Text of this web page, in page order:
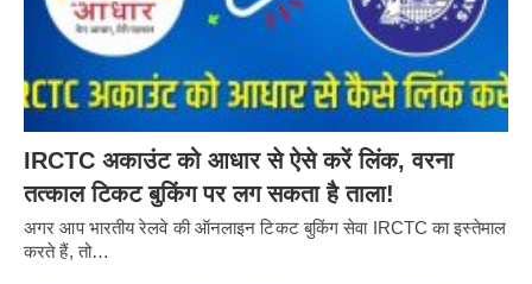
IRCTC अकाउंट को आधार से ऐसे करें लिंक, वरना
तत्काल टिकट बुकिंग पर लग सकता है ताला!
अगर आप भारतीय रेलवे की ऑनलाइन टिकट बुकिंग सेवा IRCTC का इस्तेमाल
करते हैं, तो…